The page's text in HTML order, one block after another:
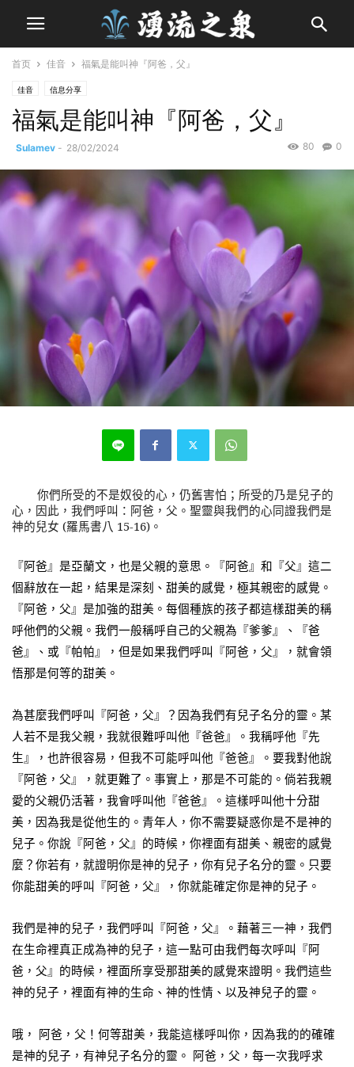
首页 佳音 福氣是能叫神『阿爸，父』
佳音 信息分享
福氣是能叫神『阿爸，父』
Sulamev - 28/02/2024 0
80
你們所受的不是奴役的心，仍舊害怕；所受的乃是兒子的
心，因此，我們呼叫：阿爸，父。聖靈與我們的心同證我們是
神的兒女 (羅馬書八 15-16) 。
『阿爸』是亞蘭文，也是父親的意思。『阿爸』和『父』這二
個辭放在一起，結果是深刻、甜美的感覺，極其親密的感覺。
『阿爸，父』是加強的甜美。每個種族的孩子都這樣甜美的稱
呼他們的父親。我們一般稱呼自己的父親為『爹爹』、『爸
爸』、或『帕帕』，但是如果我們呼叫『阿爸，父』，就會領
悟那是何等的甜美。
為甚麼我們呼叫『阿爸，父』？因為我們有兒子名分的靈。某
人若不是我父親，我就很難呼叫他『爸爸』。我稱呼他『先
生』，也許很容易，但我不可能呼叫他『爸爸』。要我對他說
『阿爸，父』，就更難了。事實上，那是不可能的。倘若我親
愛的父親仍活著，我會呼叫他『爸爸』。這樣呼叫他十分甜
美，因為我是從他生的。青年人，你不需要疑惑你是不是神的
兒子。你說『阿爸，父』的時候，你裡面有甜美、親密的感覺
麼？你若有，就證明你是神的兒子，你有兒子名分的靈。只要
你能甜美的呼叫『阿爸，父』，你就能確定你是神的兒子。
我們是神的兒子，我們呼叫『阿爸，父』。藉著三一神，我們
在生命裡真正成為神的兒子，這一點可由我們每次呼叫『阿
爸，父』的時候，裡面所享受那甜美的感覺來證明。我們這些
神的兒子，裡面有神的生命、神的性情、以及神兒子的靈。
哦， 阿爸，父！何等甜美，我能這樣呼叫你，因為我的的確確
是神的兒子，有神兒子名分的靈。 阿爸，父，每一次我呼求